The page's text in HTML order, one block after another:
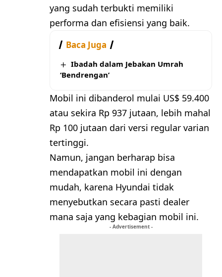
yang sudah terbukti memiliki
performa dan efisiensi yang baik.
Baca Juga
Ibadah dalam Jebakan Umrah
‘Bendrengan’
Mobil ini dibanderol mulai US$ 59.400
atau sekira Rp 937 jutaan, lebih mahal
Rp 100 jutaan dari versi regular varian
tertinggi.
Namun, jangan berharap bisa
mendapatkan mobil ini dengan
mudah, karena Hyundai tidak
menyebutkan secara pasti dealer
mana saja yang kebagian mobil ini.
- Advertisement -